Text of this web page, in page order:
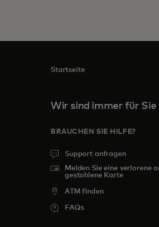
Startseite
Wir sind immer für Sie
BRAUCHEN SIE HILFE?
Support anfragen
Melden Sie eine verlorene
gestohlene Karte
ATM finden
FAQs